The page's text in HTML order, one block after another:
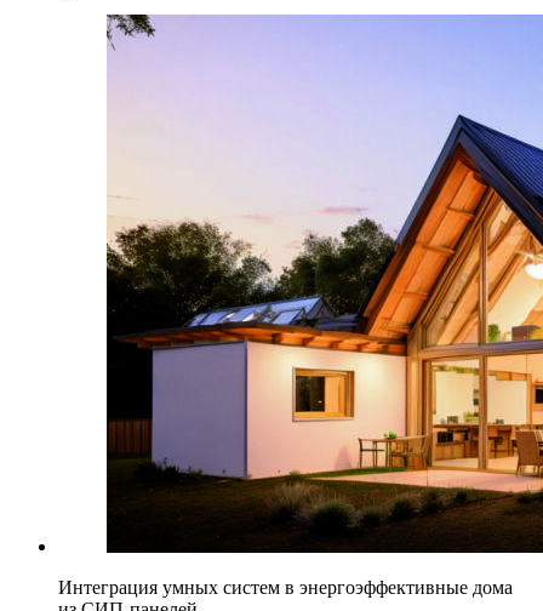
Интеграция умных систем в энергоэффективные дома